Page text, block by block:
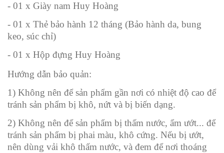
- 01 x Giày nam Huy Hoàng
- 01 x Thẻ bảo hành 12 tháng (Bảo hành da, bung
keo, súc chỉ)
- 01 x Hộp đựng Huy Hoàng
Hướng dẫn bảo quản:
1) Không nên để sản phẩm gần nơi có nhiệt độ cao để
tránh sản phẩm bị khô, nứt và bị biến dạng.
2) Không nên để sản phẩm bị thấm nước, ẩm ướt... để
tránh sản phẩm bị phai màu, khô cứng. Nếu bị ướt,
nên dùng vải khô thấm nước, và đem để nơi thoáng